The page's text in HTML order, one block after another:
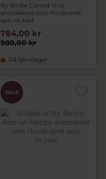
By Birdie Comet Uno
ørestikkere sort rhodineret
sølv m.14kt
980,00 kr
784,00 kr
På fjernlager
SALE